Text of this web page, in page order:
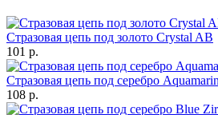
Стразовая цепь под золото Crystal AB
101 р.
Стразовая цепь под серебро
108 р.